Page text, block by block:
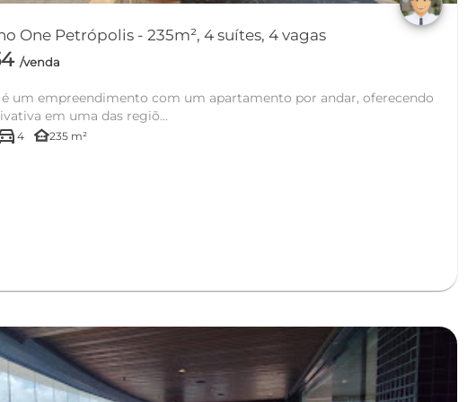
Apartamento no One Petrópolis - 235m², 4 suítes, 4 vagas
/venda
um empreendimento com um apartamento por andar, oferecendo
em uma das regiõ...
4 other_houses235 m²